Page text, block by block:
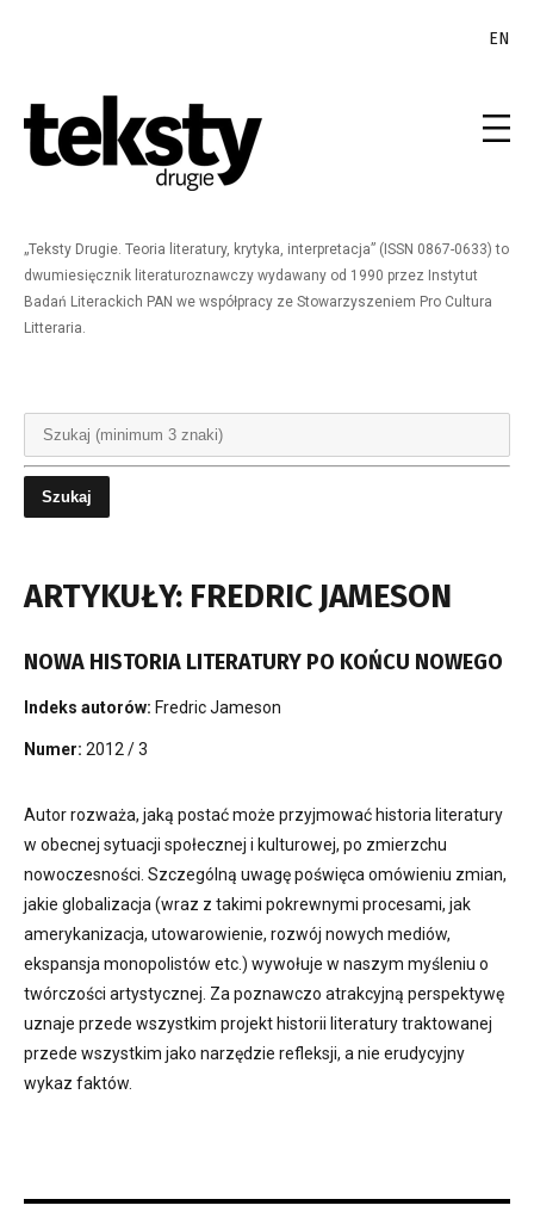
EN
„Teksty Drugie. Teoria literatury, krytyka, interpretacja” (ISSN 0867-0633) to
dwumiesięcznik literaturoznawczy wydawany od 1990 przez Instytut
Badań Literackich PAN we współpracy ze Stowarzyszeniem Pro Cultura
Litteraria.
ARTYKUŁY: FREDRIC JAMESON
NOWA HISTORIA LITERATURY PO KOŃCU NOWEGO
Indeks autorów: Fredric Jameson
Numer: 2012 / 3
Autor rozważa, jaką postać może przyjmować historia literatury
w obecnej sytuacji społecznej i kulturowej, po zmierzchu
nowoczesności. Szczególną uwagę poświęca omówieniu zmian,
jakie globalizacja (wraz z takimi pokrewnymi procesami, jak
amerykanizacja, utowarowienie, rozwój nowych mediów,
ekspansja monopolistów etc.) wywołuje w naszym myśleniu o
twórczości artystycznej. Za poznawczo atrakcyjną perspektywę
uznaje przede wszystkim projekt historii literatury traktowanej
przede wszystkim jako narzędzie refleksji, a nie erudycyjny
wykaz faktów.